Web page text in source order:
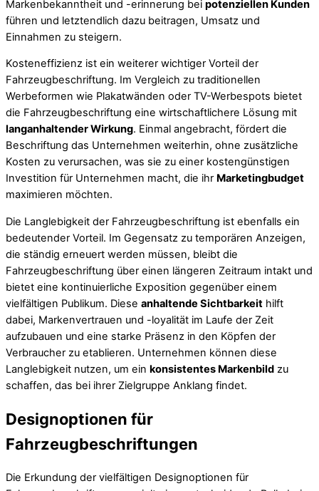
Markenbekanntheit und -erinnerung bei potenziellen Kunden
führen und letztendlich dazu beitragen, Umsatz und
Einnahmen zu steigern.
Kosteneffizienz ist ein weiterer wichtiger Vorteil der
Fahrzeugbeschriftung. Im Vergleich zu traditionellen
Werbeformen wie Plakatwänden oder TV-Werbespots bietet
die Fahrzeugbeschriftung eine wirtschaftlichere Lösung mit
langanhaltender Wirkung. Einmal angebracht, fördert die
Beschriftung das Unternehmen weiterhin, ohne zusätzliche
Kosten zu verursachen, was sie zu einer kostengünstigen
Investition für Unternehmen macht, die ihr Marketingbudget
maximieren möchten.
Die Langlebigkeit der Fahrzeugbeschriftung ist ebenfalls ein
bedeutender Vorteil. Im Gegensatz zu temporären Anzeigen,
die ständig erneuert werden müssen, bleibt die
Fahrzeugbeschriftung über einen längeren Zeitraum intakt und
bietet eine kontinuierliche Exposition gegenüber einem
vielfältigen Publikum. Diese anhaltende Sichtbarkeit hilft
dabei, Markenvertrauen und -loyalität im Laufe der Zeit
aufzubauen und eine starke Präsenz in den Köpfen der
Verbraucher zu etablieren. Unternehmen können diese
Langlebigkeit nutzen, um ein konsistentes Markenbild zu
schaffen, das bei ihrer Zielgruppe Anklang findet.
Designoptionen für
Fahrzeugbeschriftungen
Die Erkundung der vielfältigen Designoptionen für